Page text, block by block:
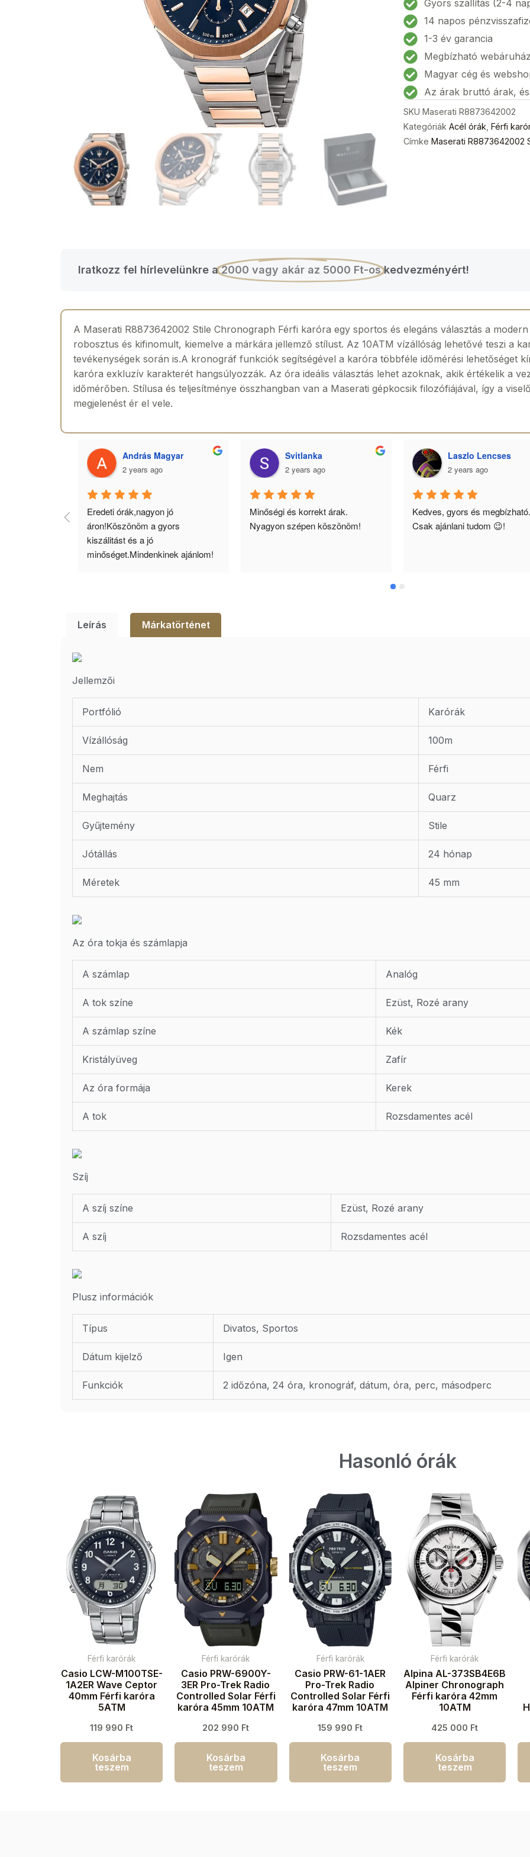
45mm
10ATM
mennyiség
Gyors szállítás (2-4
14 napos
1-3 év garancia
Megbízható webáruház
Magyar cég és
Az árak bruttó árak,
SKU Maserati R8873642002
Kategóriák Acél órák Férfi
Címke Maserati R8873642002
Iratkozz fel hírlevelünkre a2000 vagy akár az 5000 Ft-os kedvezményért!
A Maserati R8873642002 Stile Chronograph Férfi karóra egy sportos és elegáns választás a
robosztus és kifinomult, kiemelve a márkára jellemző stílust. Az 10ATM vízállóság lehetővé teszi a
tevékenységek során is.A kronográf funkciók segítségével a karóra többféle időmérési lehetőséget
karóra exkluzív karakterét hangsúlyozzák. Az óra ideális választás lehet azoknak, akik értékelik a
időmérőben. Stílusa és teljesítménye összhangban van a Maserati gépkocsik filozófiájával, így a
megjelenést ér el vele.
András Magyar
2 years ago
Eredeti órák,nagyon jó
áron!Köszönöm a gyors
kiszálitást és a jó
minőséget.Mindenkinek ajánlom!
Svitlanka
2 years ago
Minőségi és korrekt árak.
Nyagyon szépen köszönöm!
Laszlo Lencses
2 years ago
Kedves, gyors és megbízható.
Csak ajánlani tudom 😉!
Leírás Márkatörténet
Jellemzői
Portfólió Karórák
Vízállóság 100m
Nem Férfi
Meghajtás Quarz
Gyűjtemény Stile
Jótállás 24 hónap
Méretek 45 mm
Az óra tokja és számlapja
A számlap Analóg
A tok színe Ezüst, Rozé arany
A számlap színe Kék
Kristályüveg Zafír
Az óra formája Kerek
A tok Rozsdamentes acél
Szíj
A szíj színe Ezüst, Rozé arany
A szíj Rozsdamentes acél
Plusz információk
Típus Divatos, Sportos
Dátum kijelző Igen
Funkciók 2 időzóna, 24 óra, kronográf, dátum, óra, perc, másodperc
Hasonló órák
Férfi karórák
Casio LCW-M100TSE-
1A2ER Wave Ceptor
40mm Férfi karóra
5ATM
119 990 Ft
Kosárba
teszem
Férfi karórák
Casio PRW-6900Y-
3ER Pro-Trek Radio
Controlled Solar Férfi
karóra 45mm 10ATM
202 990 Ft
Kosárba
teszem
Férfi karórák
Casio PRW-61-1AER
Pro-Trek Radio
Controlled Solar Férfi
karóra 47mm 10ATM
159 990 Ft
Kosárba
teszem
Férfi karórák
Alpina AL-373SB4E6B
Alpiner Chronograph
Férfi karóra 42mm
10ATM
425 000 Ft
Kosárba
teszem